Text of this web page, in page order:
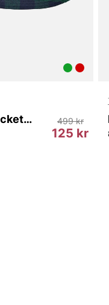
Wilbur Bucket Hat
125 kr
499 kr